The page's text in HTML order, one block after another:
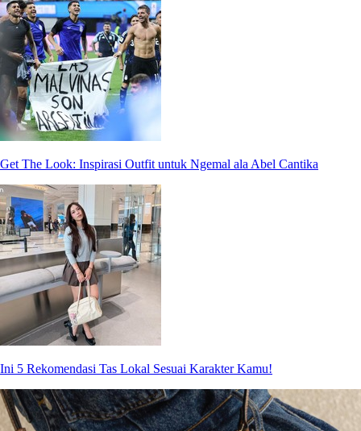
Get The Look: Inspirasi Outfit untuk Ngemal ala Abel Cantika
Ini 5 Rekomendasi Tas Lokal Sesuai Karakter Kamu!